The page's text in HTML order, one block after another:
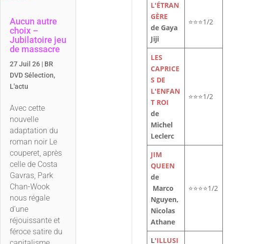
Aucun autre
choix –
Jubilatoire jeu
de massacre
27 Juil 26| BR
DVD Sélection,
L'actu
Avec cette
nouvelle
adaptation du
roman noir Le
couperet, après
celle de Costa
Gavras, Park
Chan-Wook
nous régale
d’une
réjouissante et
féroce satire du
L'ÉTRAN
GÈRE
de Gaya
Jiji
⭐⭐⭐1/2
LES
CAPRICE
S DE
L'ENFAN
T ROI
de
Michel
Leclerc
⭐⭐⭐1/2
JIM
QUEEN
de
Marco
Nguyen,
Nicolas
Athane
⭐⭐⭐⭐1/2
L'ILLUSI